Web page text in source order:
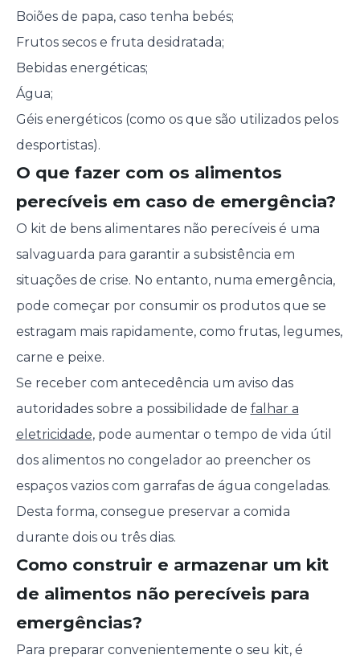
Boiões de papa, caso tenha bebés;
Frutos secos e fruta desidratada;
Bebidas energéticas;
Água;
Géis energéticos (como os que são utilizados pelos
desportistas).
O que fazer com os alimentos
perecíveis em caso de emergência?
O kit de bens alimentares não perecíveis é uma
salvaguarda para garantir a subsistência em
situações de crise. No entanto, numa emergência,
pode começar por consumir os produtos que se
estragam mais rapidamente, como frutas, legumes,
carne e peixe.
Se receber com antecedência um aviso das
autoridades sobre a possibilidade de falhar a
eletricidade, pode aumentar o tempo de vida útil
dos alimentos no congelador ao preencher os
espaços vazios com garrafas de água congeladas.
Desta forma, consegue preservar a comida
durante dois ou três dias.
Como construir e armazenar um kit
de alimentos não perecíveis para
emergências?
Para preparar convenientemente o seu kit, é